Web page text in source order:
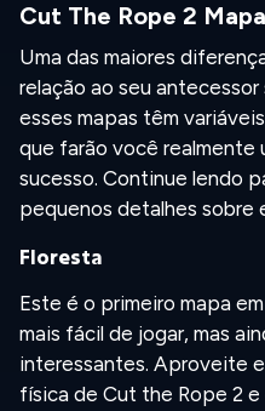
Cut The Rope 2
Uma das maiores
relação ao seu
esses mapas têm
que farão você realmente
sucesso. Continue lendo
pequenos detalhes sobre
Floresta
Este é o primeiro mapa
mais fácil de jogar, mas
interessantes. Aproveite
física de Cut the Rope 2